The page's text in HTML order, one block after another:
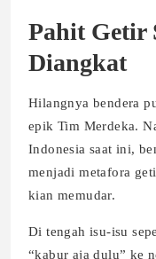
Pahit Getir
Diangkat
Hilangnya bendera
epik Tim Merdeka.
Indonesia saat ini,
menjadi metafora
kian memudar.
Di tengah isu-isu
“kabur aja dulu” ke